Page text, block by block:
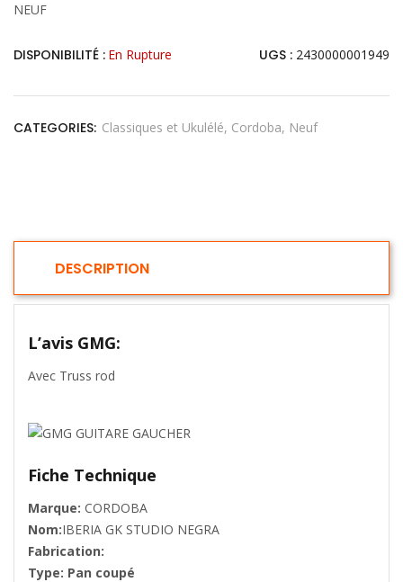
NEUF
DISPONIBILITÉ : En Rupture UGS : 2430000001949
CATEGORIES: Classiques et Ukulélé Cordoba Neuf
DESCRIPTION
L’avis GMG:
Avec Truss rod
Fiche Technique
Marque: CORDOBA
Nom:IBERIA GK STUDIO NEGRA
Fabrication:
Type: Pan coupé